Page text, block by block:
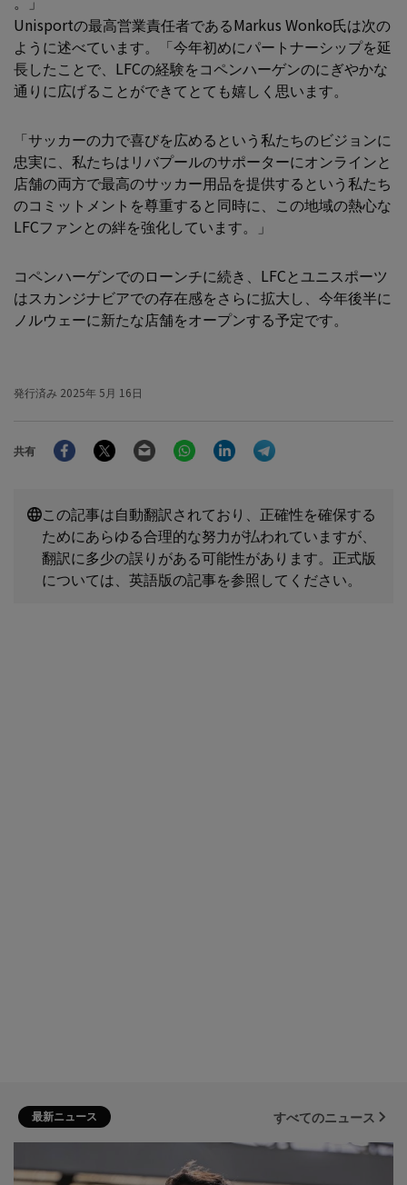
。」
Unisportの最高営業責任者であるMarkus Wonko氏は次の
ように述べています。「今年初めにパートナーシップを延
長したことで、LFCの経験をコペンハーゲンのにぎやかな
通りに広げることができてとても嬉しく思います。
「サッカーの力で喜びを広めるという私たちのビジョンに
忠実に、私たちはリバプールのサポーターにオンラインと
店舗の両方で最高のサッカー用品を提供するという私たち
のコミットメントを尊重すると同時に、この地域の熱心な
LFCファンとの絆を強化しています。」
コペンハーゲンでのローンチに続き、LFCとユニスポーツ
はスカンジナビアでの存在感をさらに拡大し、今年後半に
ノルウェーに新たな店舗をオープンする予定です。
発行済み 2025年 5月 16日
共有
FacebookTwitter Email WhatsAppLinkedIn
この記事は自動翻訳されており、正確性を確保する
ためにあらゆる合理的な努力が払われていますが、
翻訳に多少の誤りがある可能性があります。正式版
については、英語版の記事を参照してください。
最新ニュース すべてのニュース